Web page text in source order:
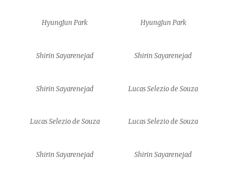
HyungJun Park HyungJun Park
Shirin Sayarenejad Shirin Sayarenejad
Shirin Sayarenejad Lucas Selezio de Souza
Lucas Selezio de Souza Lucas Selezio de Souza
Shirin Sayarenejad Shirin Sayarenejad